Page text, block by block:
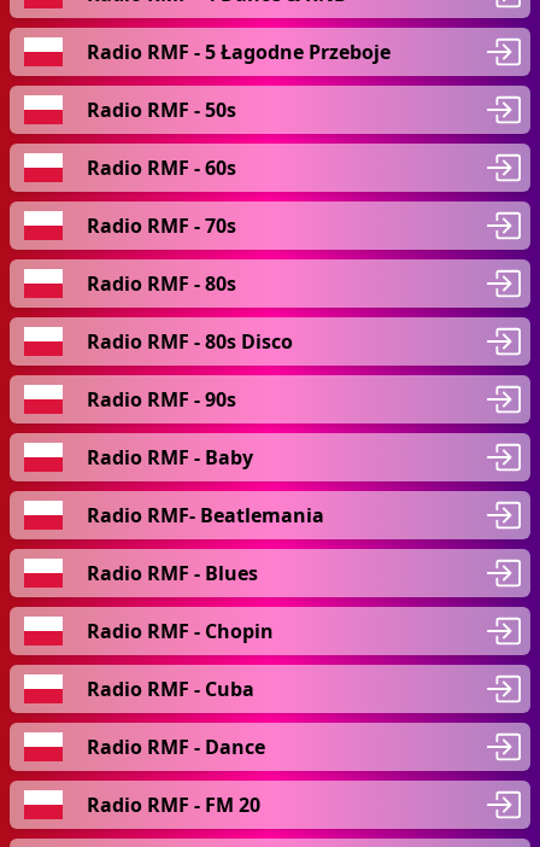
Radio RMF - 5 Łagodne Przeboje
Radio RMF - 50s
Radio RMF - 60s
Radio RMF - 70s
Radio RMF - 80s
Radio RMF - 80s Disco
Radio RMF - 90s
Radio RMF - Baby
Radio RMF- Beatlemania
Radio RMF - Blues
Radio RMF - Chopin
Radio RMF - Cuba
Radio RMF - Dance
Radio RMF - FM 20